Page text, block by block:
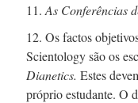
11. As Conferências
12. Os factos
Scientology são os
Dianetics. Estes
próprio estudante. O